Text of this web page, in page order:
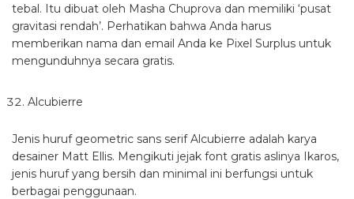
tebal. Itu dibuat oleh Masha Chuprova dan memiliki ‘pusat
gravitasi rendah’. Perhatikan bahwa Anda harus
memberikan nama dan email Anda ke Pixel Surplus untuk
mengunduhnya secara gratis.
Alcubierre
Jenis huruf geometric sans serif Alcubierre adalah karya
desainer Matt Ellis. Mengikuti jejak font gratis aslinya Ikaros,
jenis huruf yang bersih dan minimal ini berfungsi untuk
berbagai penggunaan.